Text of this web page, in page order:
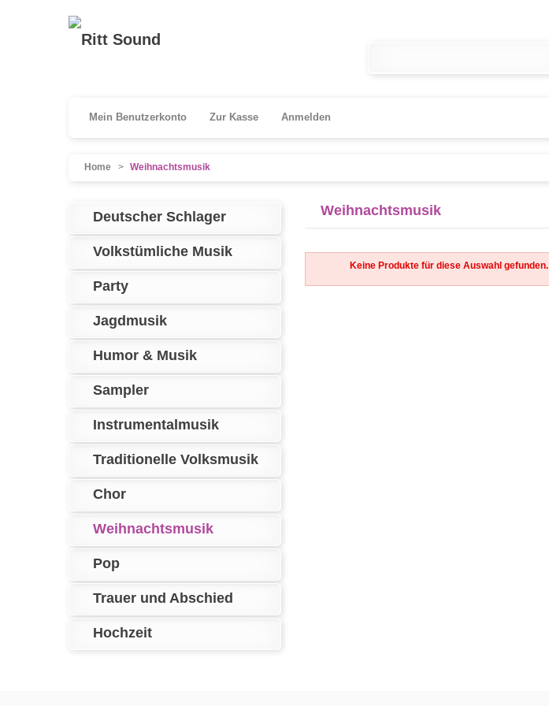
Anmelden
Mein Benutzerkonto Zur Kasse
Home > Weihnachtsmusik
Weihnachtsmusik
Keine Produkte für diese Auswahl gefunden.
Deutscher Schlager
Volkstümliche Musik
Party
Jagdmusik
Humor & Musik
Sampler
Instrumentalmusik
Traditionelle Volksmusik
Chor
Weihnachtsmusik
Pop
Trauer und Abschied
Hochzeit